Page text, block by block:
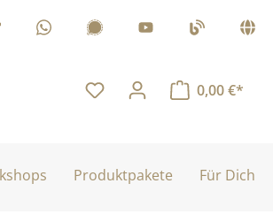
0,00 €*
Produktpakete Für Dich